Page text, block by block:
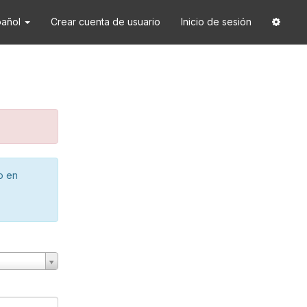
Crear cuenta de usuario Inicio de sesión
en